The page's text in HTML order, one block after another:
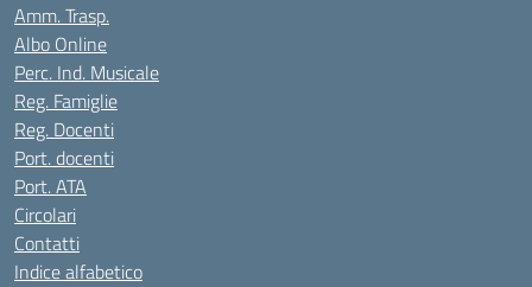
Amm. Trasp.
Albo Online
Perc. Ind. Musicale
Reg. Famiglie
Reg. Docenti
Port. docenti
Port. ATA
Circolari
Contatti
Indice alfabetico